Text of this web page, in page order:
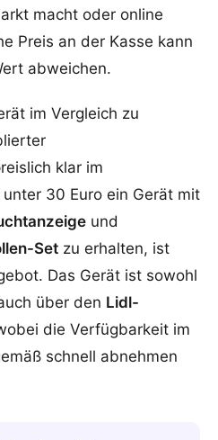
macht oder online
Preis an der Kasse kann
abweichen.
im Vergleich zu
klar im
30 Euro ein Gerät mit
und
Set zu erhalten, ist
Das Gerät ist sowohl
über den Lidl-
die Verfügbarkeit im
schnell abnehmen